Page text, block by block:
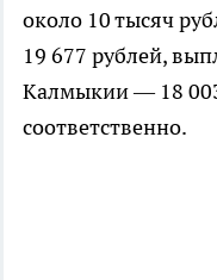
около 10 тысяч
19 677 рублей,
Калмыкии — 18
соответственно.